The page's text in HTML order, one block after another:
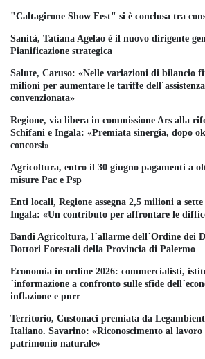
"Caltagirone Show Fest" si è conclusa tra
Sanità, Tatiana Agelao è il nuovo dirigente
Pianificazione strategica
Salute, Caruso: «Nelle variazioni di bilancio
milioni per aumentare le tariffe
convenzionata»
Regione, via libera in commissione Ars alla
Schifani e Ingala: «Premiata sinergia, dopo
concorsi»
Agricoltura, entro il 30 giugno pagamenti a
misure Pac e Psp
Enti locali, Regione assegna 2,5 milioni a
Ingala: «Un contributo per affrontare le
Bandi Agricoltura, l´allarme dell´Ordine dei
Dottori Forestali della Provincia di Palermo
Economia in ordine 2026: commercialisti,
´informazione a confronto sulle sfide
inflazione e pnrr
Territorio, Custonaci premiata da
Italiano. Savarino: «Riconoscimento al
patrimonio naturale»